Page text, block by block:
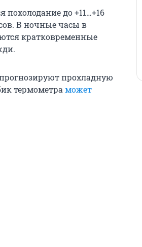
до +11…+16
В ночные часы в
кратковременные
прохладную
термометра может